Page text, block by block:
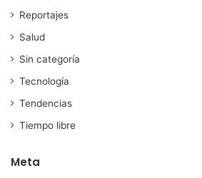
Reportajes
Salud
Sin categoría
Tecnología
Tendencias
Tiempo libre
Meta